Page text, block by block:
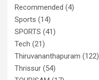
Recommended (4)
Sports (14)
SPORTS (41)
Tech (21)
Thiruvananthapuram (122)
Thrissur (54)